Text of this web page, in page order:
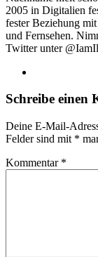
2005 in Digitalien
fester Beziehung
und Fernsehen.
Twitter unter
Schreibe einen
Deine E-Mail-
Felder sind mit *
Kommentar *